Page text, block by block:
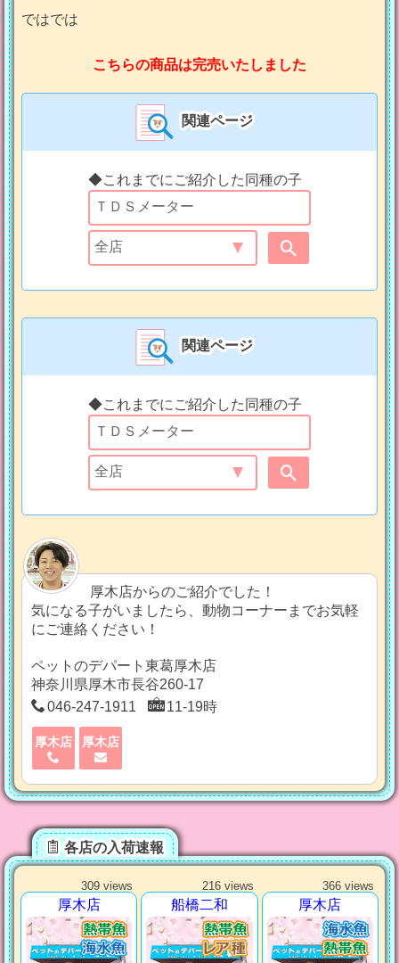
ではでは
こちらの商品は完売いたしました
関連ページ
◆これまでにご紹介した同種の子
関連ページ
◆これまでにご紹介した同種の子
厚木店からのご紹介でした！
気になる子がいましたら、動物コーナーまでお気軽
にご連絡ください！
ペットのデパート東葛厚木店
神奈川県厚木市長谷260-17
046-247-1911
11-19時
厚木店 厚木店
各店の入荷速報
309 views
厚木店
216 views
船橋二和
366 views
厚木店